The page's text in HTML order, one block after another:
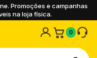
Promoções e campanhas
na loja física.
0